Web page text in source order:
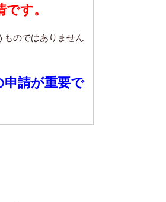
す。
のではありません
請が重要で